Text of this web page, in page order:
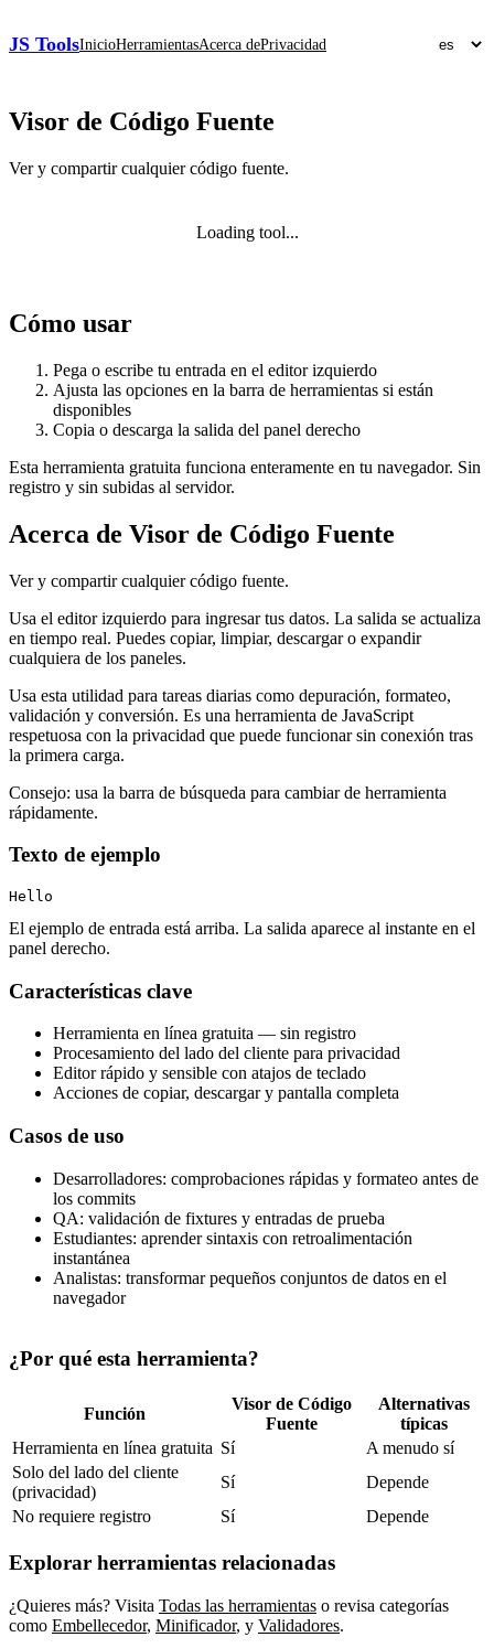
JS ToolsInicioHerramientasAcerca dePrivacidad
Visor de Código Fuente
Ver y compartir cualquier código fuente.
Loading tool...
Cómo usar
Pega o escribe tu entrada en el editor izquierdo
Ajusta las opciones en la barra de herramientas si están
disponibles
Copia o descarga la salida del panel derecho
Esta herramienta gratuita funciona enteramente en tu navegador. Sin
registro y sin subidas al servidor.
Acerca de Visor de Código Fuente
Ver y compartir cualquier código fuente.
Usa el editor izquierdo para ingresar tus datos. La salida se actualiza
en tiempo real. Puedes copiar, limpiar, descargar o expandir
cualquiera de los paneles.
Usa esta utilidad para tareas diarias como depuración, formateo,
validación y conversión. Es una herramienta de JavaScript
respetuosa con la privacidad que puede funcionar sin conexión tras
la primera carga.
Consejo: usa la barra de búsqueda para cambiar de herramienta
rápidamente.
Texto de ejemplo
Hello
El ejemplo de entrada está arriba. La salida aparece al instante en el
panel derecho.
Características clave
Herramienta en línea gratuita — sin registro
Procesamiento del lado del cliente para privacidad
Editor rápido y sensible con atajos de teclado
Acciones de copiar, descargar y pantalla completa
Casos de uso
Desarrolladores: comprobaciones rápidas y formateo antes de
los commits
QA: validación de fixtures y entradas de prueba
Estudiantes: aprender sintaxis con retroalimentación
instantánea
Analistas: transformar pequeños conjuntos de datos en el
navegador
¿Por qué esta herramienta?
Función
Visor de Código
Fuente
Alternativas
típicas
Herramienta en línea gratuita Sí
A menudo sí
Solo del lado del cliente
(privacidad)
Sí
Depende
No requiere registro
Sí Depende
Explorar herramientas relacionadas
¿Quieres más? Visita Todas las herramientas o revisa categorías
como Embellecedor, Minificador, y Validadores.